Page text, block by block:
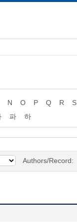
N O P Q R S
파
하
Authors/Record: